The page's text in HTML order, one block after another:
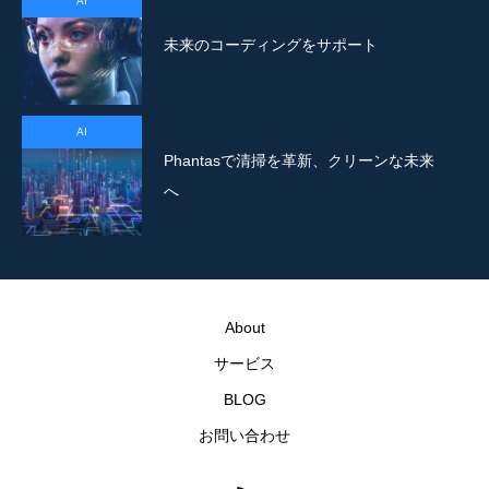
未来のコーディングをサポート
AI
Phantasで清掃を革新、クリーンな未来
へ
About
サービス
BLOG
お問い合わせ